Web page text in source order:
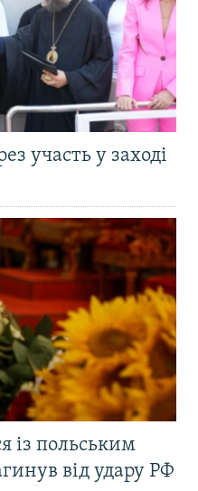
участь у заході
із польським
від удару РФ